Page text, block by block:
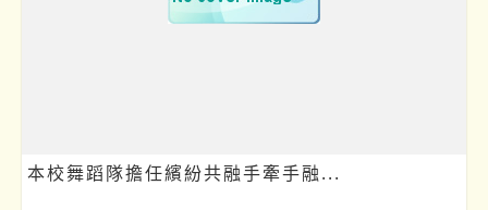
本校舞蹈隊擔任繽紛共融手牽手融...